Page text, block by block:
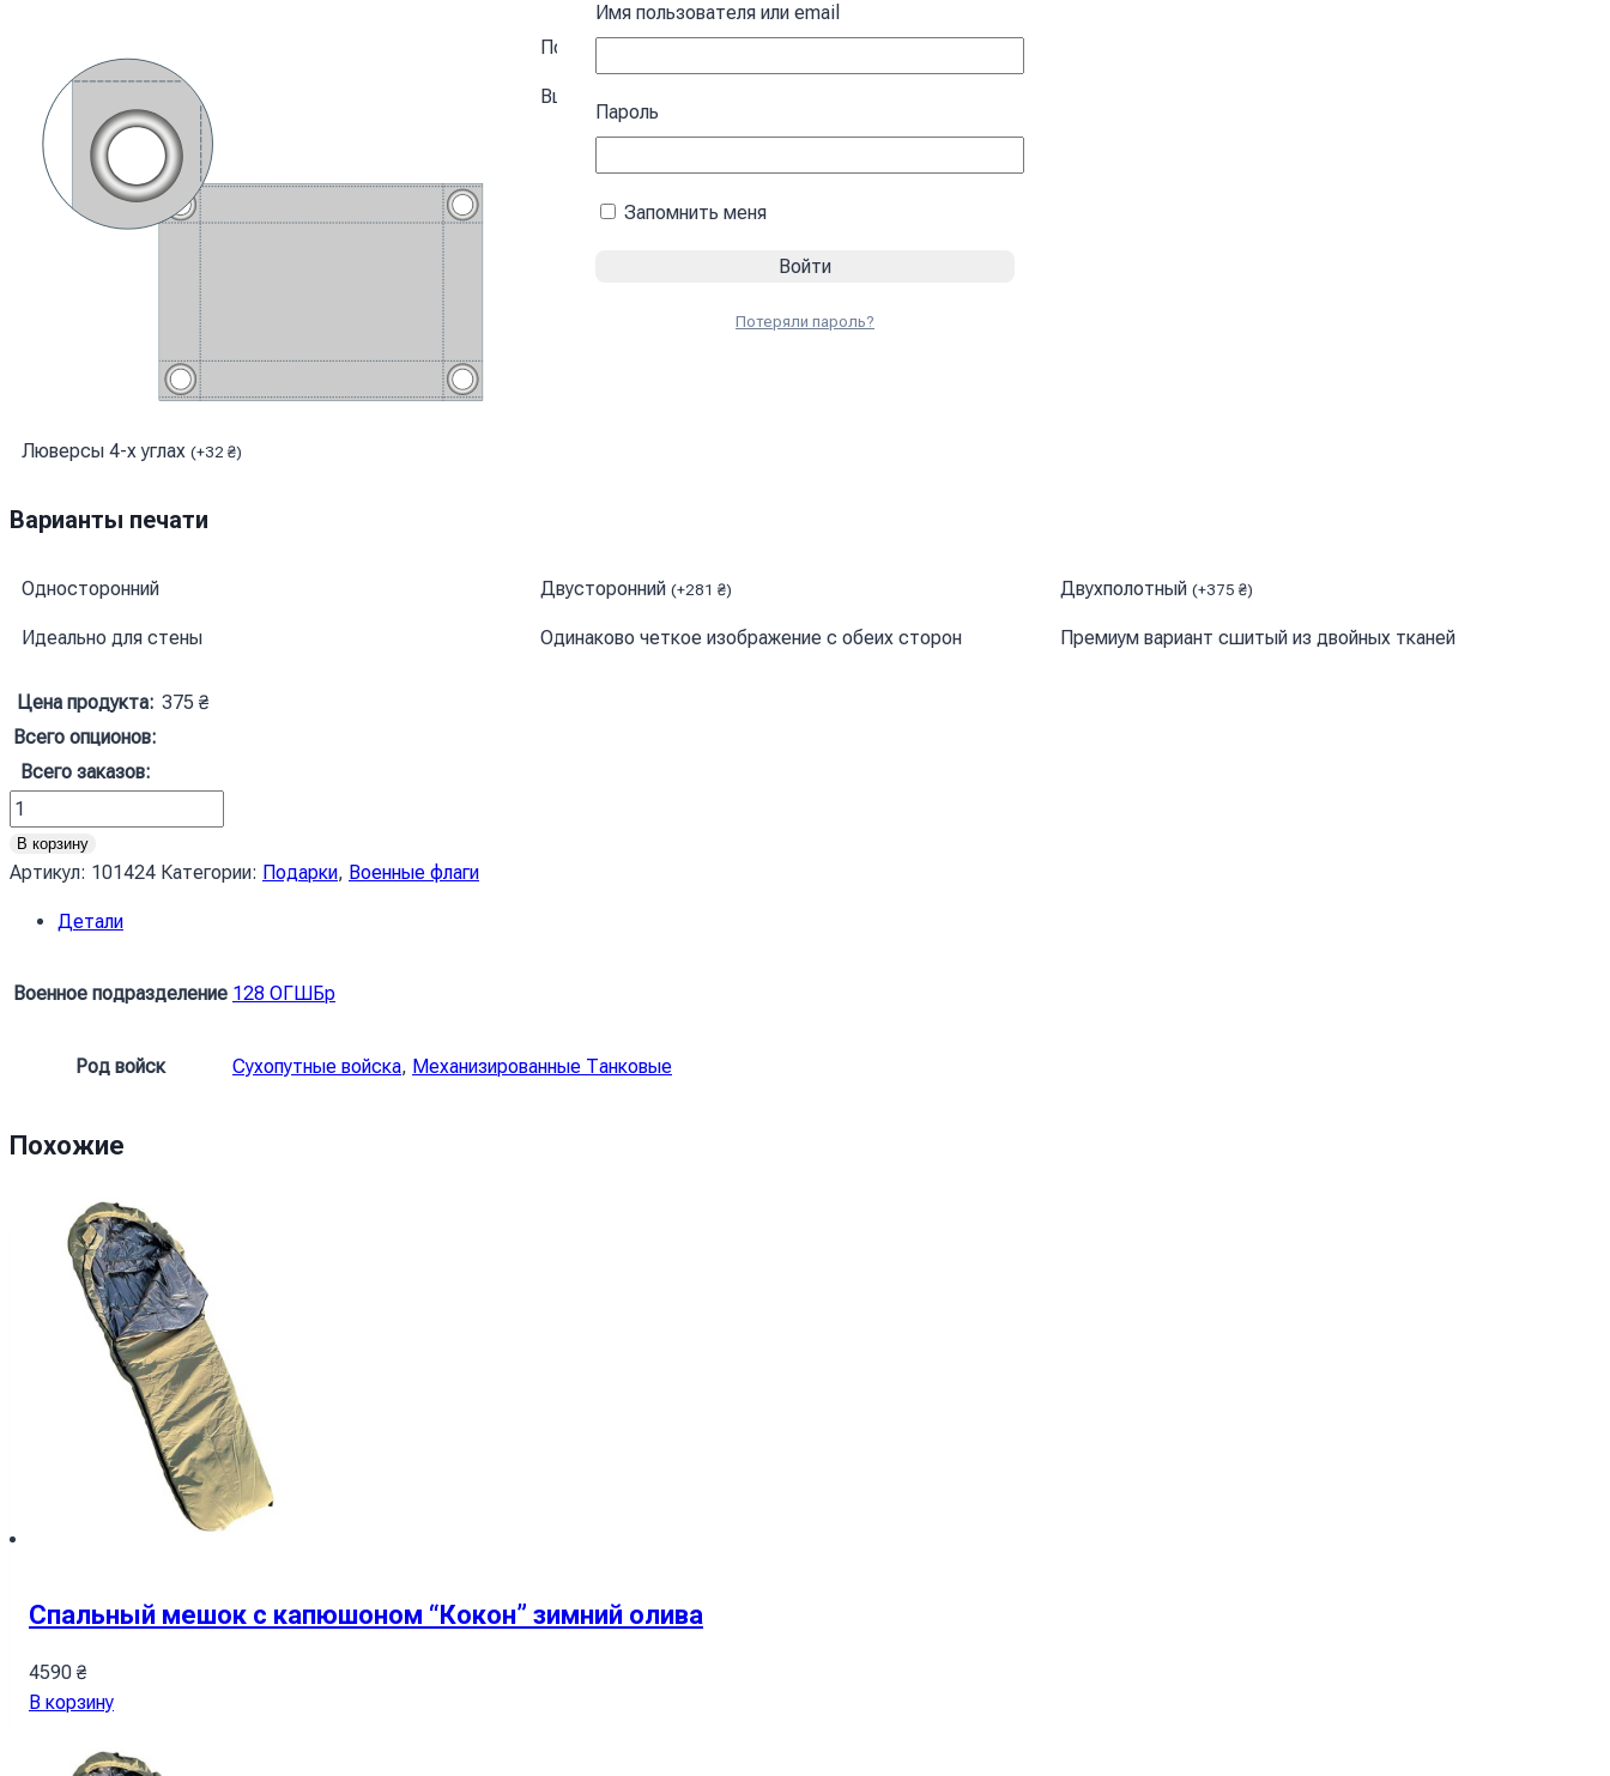
Люверсы 4-х углах (+32 ₴)
Под флагшток
Вшитая стропа с металлическими карабинами
Варианты печати
Односторонний
Идеально для стены
Двусторонний (+281₴)
Одинаково четкое изображение с обеих сторон
Двухполотный (+375 ₴)
Премиум вариант сшитый из двойных тканей
Цена продукта: 375 ₴
Всего опционов:
Всего заказов:
Количество
товара
Прапор
128
(окрема
бригада)
синьо-
В корзину
Артикул: 101424 Категории: Подарки, Военные флаги
Детали
Военное подразделение 128 ОГШБр
Род войск Сухопутные войска, Механизированные Танковые
Похожие
Спальный мешок с капюшоном “Кокон” зимний олива
4590 ₴
В корзину
Имя пользователя или email
Пароль
Запомнить меня
Потеряли пароль?